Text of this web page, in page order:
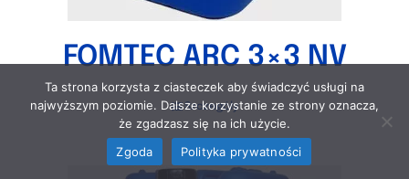
FOMTEC ARC 3×3 NV
Szczegóły
Ta strona korzysta z ciasteczek aby świadczyć usługi na
najwyższym poziomie. Dalsze korzystanie ze strony oznacza,
że zgadzasz się na ich użycie.
Zgoda
Polityka prywatności